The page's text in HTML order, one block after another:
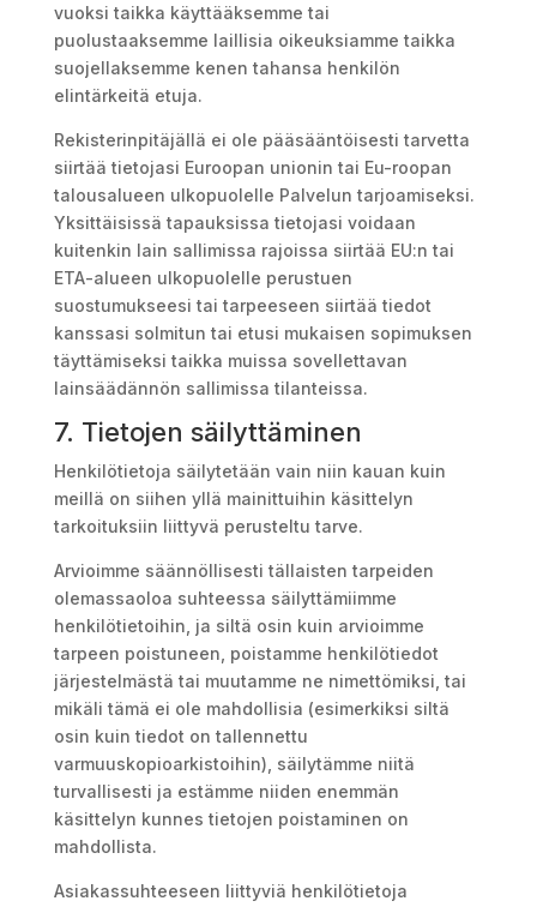
vuoksi taikka käyttääksemme tai
puolustaaksemme laillisia oikeuksiamme taikka
suojellaksemme kenen tahansa henkilön
elintärkeitä etuja.
Rekisterinpitäjällä ei ole pääsääntöisesti tarvetta
siirtää tietojasi Euroopan unionin tai Eu-roopan
talousalueen ulkopuolelle Palvelun tarjoamiseksi.
Yksittäisissä tapauksissa tietojasi voidaan
kuitenkin lain sallimissa rajoissa siirtää EU:n tai
ETA-alueen ulkopuolelle perustuen
suostumukseesi tai tarpeeseen siirtää tiedot
kanssasi solmitun tai etusi mukaisen sopimuksen
täyttämiseksi taikka muissa sovellettavan
lainsäädännön sallimissa tilanteissa.
7. Tietojen säilyttäminen
Henkilötietoja säilytetään vain niin kauan kuin
meillä on siihen yllä mainittuihin käsittelyn
tarkoituksiin liittyvä perusteltu tarve.
Arvioimme säännöllisesti tällaisten tarpeiden
olemassaoloa suhteessa säilyttämiimme
henkilötietoihin, ja siltä osin kuin arvioimme
tarpeen poistuneen, poistamme henkilötiedot
järjestelmästä tai muutamme ne nimettömiksi, tai
mikäli tämä ei ole mahdollisia (esimerkiksi siltä
osin kuin tiedot on tallennettu
varmuuskopioarkistoihin), säilytämme niitä
turvallisesti ja estämme niiden enemmän
käsittelyn kunnes tietojen poistaminen on
mahdollista.
Asiakassuhteeseen liittyviä henkilötietoja